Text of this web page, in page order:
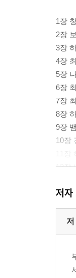
1장
2장
3장
4장
5장
6장
7장
8장
9장
10장
12장
14장
15장
16
19
저자
저